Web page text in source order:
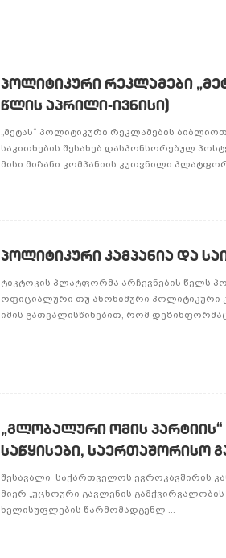
პოლიტიკური რეკლამები
წლის აპრილი-ივნისი)
„მეტას“ პოლიტიკური რეკლამების
საკითხების შესახებ დასპონსორებულ
მისი მიზანი კომპანიის კუთვნილი
პოლიტიკური კამპანია და
ტიკტოკის პლატფორმა არჩევნების წელს
ოფიციალური თუ ანონიმური პოლიტიკური
იმის გათვალისწინებით, რომ
„გლობალური ომის
საწყისები, საერთაშორისო
შესავალი საქართველოს ევროკავშირის
მიერ „უცხოური გავლენის
ხელისუფლების წარმომადგენლ ...